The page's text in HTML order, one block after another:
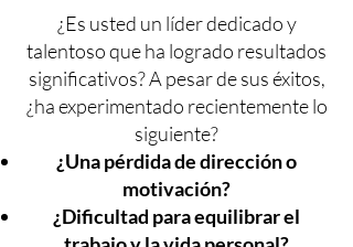
¿Es usted un líder dedicado y
talentoso que ha logrado resultados
significativos? A pesar de sus éxitos,
¿ha experimentado recientemente lo
siguiente?
¿Una pérdida de dirección o
motivación?
¿Dificultad para equilibrar el